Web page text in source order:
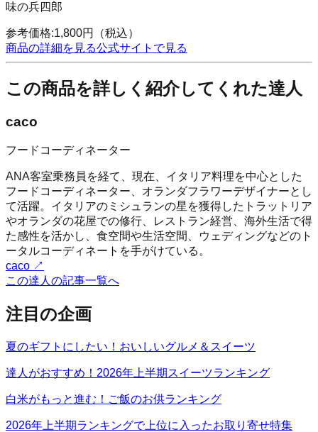
味の兵四郎
参考価格:1,800円
（税込）
商品の詳細を見る公式サイトで見る
この商品を詳しく紹介してくれた達人
caco
フードコーディネーター
ANA客室乗務員を経て、現在、イタリア料理を中心とした
フードコーディネーター、オランダフラワーデザイナーとし
て活躍。イタリアのミシュランの星を獲得したトラットリア
やオランダの花屋での修行、レストラン経営、海外生活で得
た感性を活かし、食空間や生活空間、ウェディングなどのト
ータルコーディネートを手がけている。
caco ↗
この達人の記事一覧へ
注目の企画
夏のギフトにしたい！おいしいグルメ＆スイーツ
達人がおすすめ！2026年上半期スイーツランキング
白米がもっと進む！ご飯のお供ランキング
2026年上半期ランキングで上位に入ったお取り寄せ特集